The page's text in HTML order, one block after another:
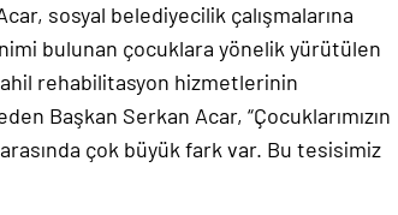
sosyal belediyecilik çalışmalarına
bulunan çocuklara yönelik yürütülen
rehabilitasyon hizmetlerinin
Başkan Serkan Acar, “Çocuklarımızın
çok büyük fark var. Bu tesisimiz